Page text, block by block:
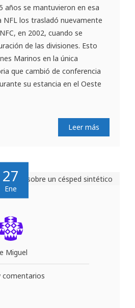
años se mantuvieron en esa
NFL los trasladó nuevamente
en 2002, cuando se
de las divisiones. Esto
Marinos en la única
que cambió de conferencia
su estancia en el Oeste
Leer más
27
Ene
Miguel
comentarios